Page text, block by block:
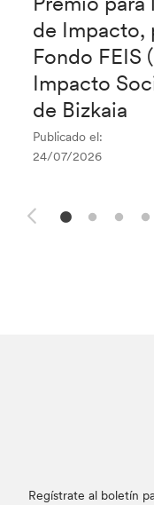
de Impacto,
Fondo FEIS
Impacto
de Bizkaia
Publicado el:
24/07/2026
Regístrate al boletín